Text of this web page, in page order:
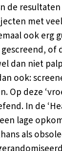
de
met
ook erg
of
dan niet
ook:
Op deze
In de
lage
als